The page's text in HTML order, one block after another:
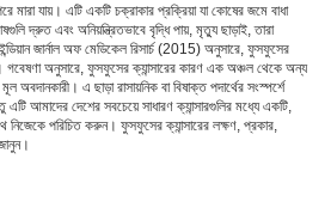
ঝুঁকির কারণ
মারা যায়। এটি একটি চক্রাকার প্রক্রিয়া যা কোষের জমে বাধা
দ্রুত এবং অনিয়ন্ত্রিতভাবে বৃদ্ধি পায়, মৃত্যু ছাড়াই, তারা
জার্নাল অফ মেডিকেল রিসার্চ (2015) অনুসারে, ফুসফুসের
গবেষণা অনুসারে, ফুসফুসের ক্যান্সারের কারণ এক অঞ্চল থেকে অন্য
অবদানকারী। এ ছাড়া রাসায়নিক বা বিষাক্ত পদার্থের সংস্পর্শে
আমাদের দেশের সবচেয়ে সাধারণ ক্যান্সারগুলির মধ্যে একটি,
নিজেকে পরিচিত করুন। ফুসফুসের ক্যান্সারের লক্ষণ, প্রকার,